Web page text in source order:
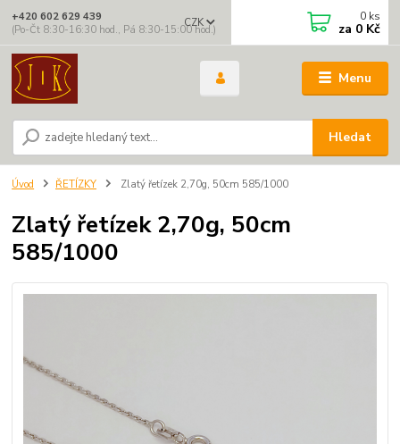
Menu
CZK
Hledat
+420 602 629 439
(Po-Čt 8:30-16:30 hod., Pá 8:30-15:00 hod.)
0 ks
za 0 Kč
Úvod ŘETÍZKY Zlatý řetízek 2,70g, 50cm 585/1000
Zlatý řetízek 2,70g, 50cm
585/1000